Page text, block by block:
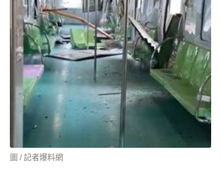
圖 / 記者爆料網